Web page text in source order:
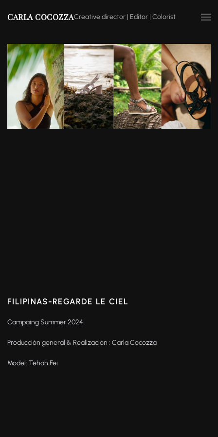
CARLA COCOZZACreative director | Editor | Colorist
FILIPINAS-REGARDE LE CIEL
Campaing Summer 2024
Producción general & Realización : Carla Cocozza
Model: Tehah Fei